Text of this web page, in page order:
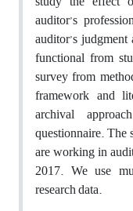
auditor’s
auditor’s
functional from
survey from
framework and
archival
questionnaire. The
are working in
2017. We use
research data.